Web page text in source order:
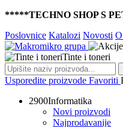
*****TECHNO SHOP S
Poslovnice Katalozi Novosti
Tinte i toneri
Usporedite proizvode Favoriti
2900Informatika
Novi proizvodi
Najprodavanije